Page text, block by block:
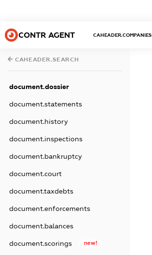
CONTR AGENT CAHEADER.COMPANIES
CAHEADER.SEARCH
document.dossier
document.statements
document.history
document.inspections
document.bankruptcy
document.court
document.taxdebts
document.enforcements
document.balances
document.scorings new!